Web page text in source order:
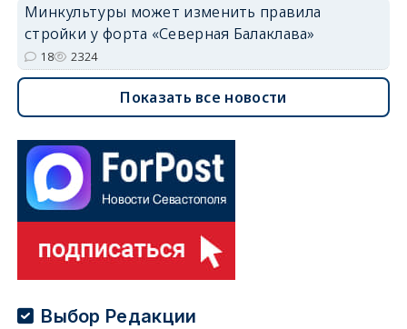
Минкультуры может изменить правила
стройки у форта «Северная Балаклава»
18 2324
Показать все новости
Выбор Редакции